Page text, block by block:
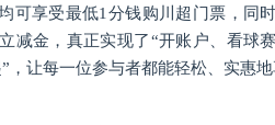
可享受最低1分钱购川超门票，同
减金，真正实现了“开账户、看球
，让每一位参与者都能轻松、实惠地